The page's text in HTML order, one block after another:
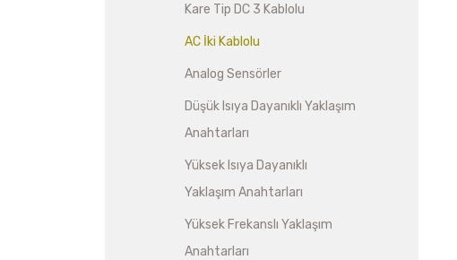
Kare Tip DC 3 Kablolu
AC İki Kablolu
Analog Sensörler
Düşük Isıya Dayanıklı Yaklaşım
Anahtarları
Yüksek Isıya Dayanıklı
Yaklaşım Anahtarları
Yüksek Frekanslı Yaklaşım
Anahtarları